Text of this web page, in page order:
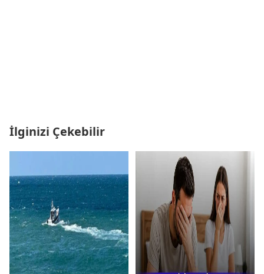
İlginizi Çekebilir